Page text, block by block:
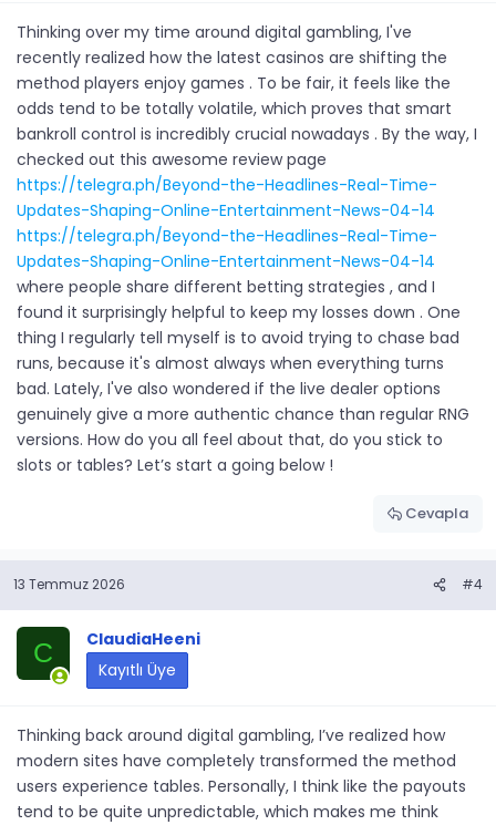
Thinking over my time around digital gambling, I've
recently realized how the latest casinos are shifting the
method players enjoy games . To be fair, it feels like the
odds tend to be totally volatile, which proves that smart
bankroll control is incredibly crucial nowadays . By the way, I
checked out this awesome review page
https://telegra.ph/Beyond-the-Headlines-Real-Time-
Updates-Shaping-Online-Entertainment-News-04-14
https://telegra.ph/Beyond-the-Headlines-Real-Time-
Updates-Shaping-Online-Entertainment-News-04-14
where people share different betting strategies , and I
found it surprisingly helpful to keep my losses down . One
thing I regularly tell myself is to avoid trying to chase bad
runs, because it's almost always when everything turns
bad. Lately, I've also wondered if the live dealer options
genuinely give a more authentic chance than regular RNG
versions. How do you all feel about that, do you stick to
slots or tables? Let’s start a going below !
Cevapla
13 Temmuz 2026 #4
C
ClaudiaHeeni
Kayıtlı Üye
Thinking back around digital gambling, I’ve realized how
modern sites have completely transformed the method
users experience tables. Personally, I think like the payouts
tend to be quite unpredictable, which makes me think